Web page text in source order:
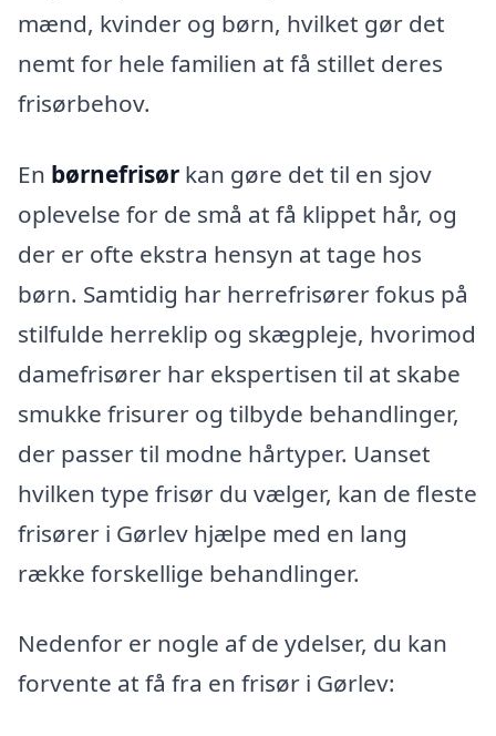
mænd, kvinder og børn, hvilket gør det
nemt for hele familien at få stillet deres
frisørbehov.
En børnefrisør kan gøre det til en sjov
oplevelse for de små at få klippet hår, og
der er ofte ekstra hensyn at tage hos
børn. Samtidig har herrefrisører fokus på
stilfulde herreklip og skægpleje, hvorimod
damefrisører har ekspertisen til at skabe
smukke frisurer og tilbyde behandlinger,
der passer til modne hårtyper. Uanset
hvilken type frisør du vælger, kan de fleste
frisører i Gørlev hjælpe med en lang
række forskellige behandlinger.
Nedenfor er nogle af de ydelser, du kan
forvente at få fra en frisør i Gørlev: